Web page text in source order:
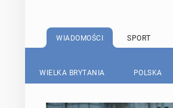
WIADOMOŚCI SPORT
WIELKA BRYTANIA POLSKA